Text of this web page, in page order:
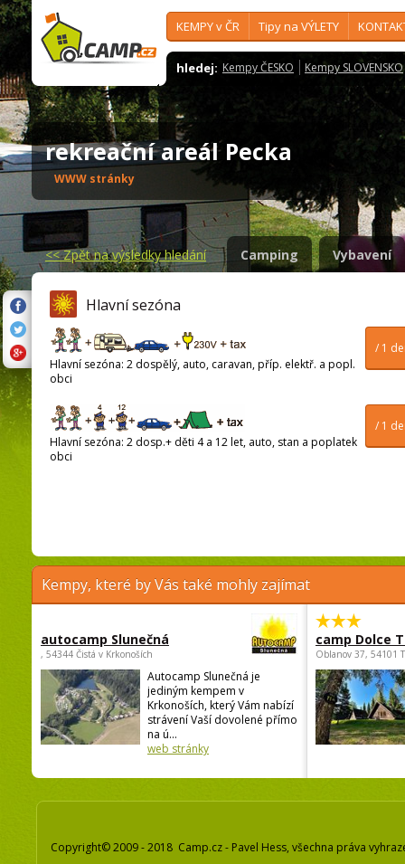
KEMPY v ČR Tipy na VÝLETY
hledej: Kempy ČESKO Kempy SLOVENSKO
rekreační areál Pecka
WWW stránky
<<Zpět na výsledky hledání Camping Vybavení
Hlavní sezóna
/ 1
Hlavní sezóna: 2 dospělý, auto, caravan, příp. elektř. a popl.
obci
/ 1
Hlavní sezóna: 2 dosp.+ děti 4 a 12 let, auto, stan a poplatek
obci
Kempy, které by Vás také mohly zajímat
autocamp Slunečná
, 54344 Čistá v Krkonoších
Autocamp Slunečná je
jediným kempem v
Krkonoších, který Vám nabízí
strávení Vaší dovolené přímo
na ú...
web stránky
camp Dolce
Oblanov 37, 54101
Copyright© 2009 - 2018 Camp.cz - Pavel Hess, všechna práva